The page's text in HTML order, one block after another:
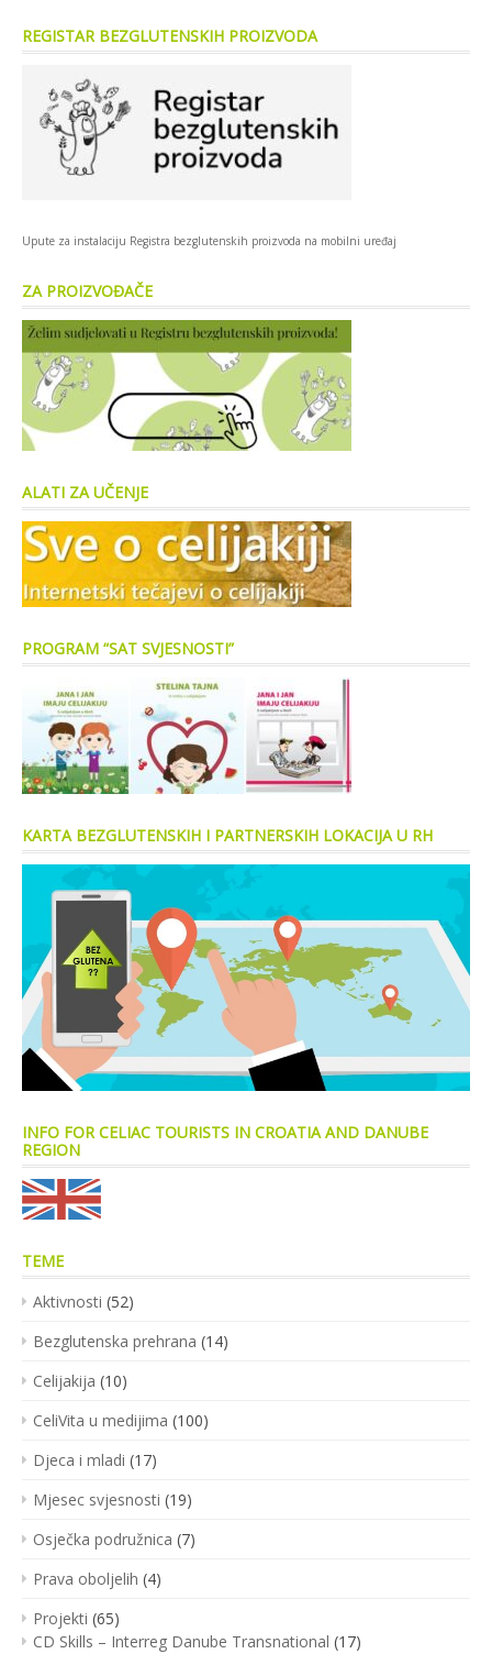
REGISTAR BEZGLUTENSKIH PROIZVODA
Upute za instalaciju Registra bezglutenskih proizvoda na mobilni uređaj
ZA PROIZVOĐAČE
ALATI ZA UČENJE
PROGRAM “SAT SVJESNOSTI”
KARTA BEZGLUTENSKIH I PARTNERSKIH LOKACIJA U RH
INFO FOR CELIAC TOURISTS IN CROATIA AND DANUBE
REGION
TEME
Aktivnosti (52)
Bezglutenska prehrana (14)
Celijakija (10)
CeliVita u medijima (100)
Djeca i mladi (17)
Mjesec svjesnosti (19)
Osječka podružnica (7)
Prava oboljelih (4)
Projekti (65)
CD Skills – Interreg Danube Transnational (17)